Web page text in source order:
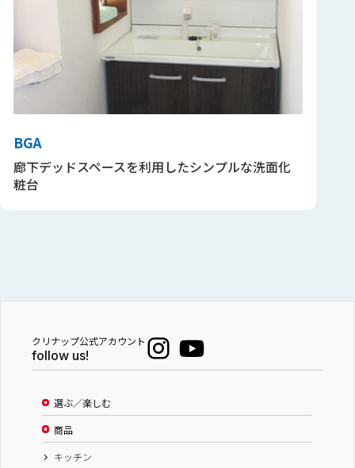
BGA
廊下デッドスペースを利用したシンプルな洗面化
粧台
クリナップ公式アカウント
follow us!
選ぶ／楽しむ
商品
キッチン